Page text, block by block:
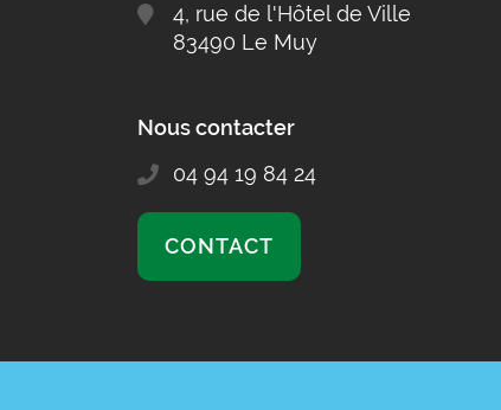
4, rue de l'Hôtel de Ville
83490 Le Muy
Nous contacter
04 94 19 84 24
CONTACT